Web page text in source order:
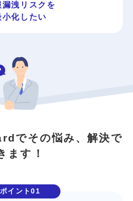
漏洩リスクを
⼩化したい
でその悩み、解決で
ます！
ポイント01